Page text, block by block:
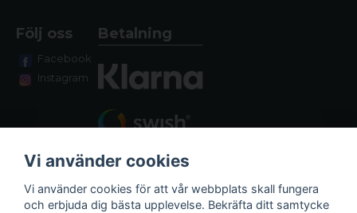
Följ oss
Facebook
Instagram
Betalning
Vi använder cookies
Vi använder cookies för att vår webbplats skall fungera
och erbjuda dig bästa upplevelse. Bekräfta ditt samtycke